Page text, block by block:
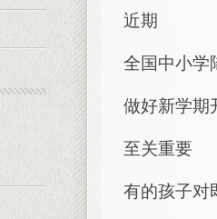
近期
全国中小学
做好新学期
至关重要
有的孩子对